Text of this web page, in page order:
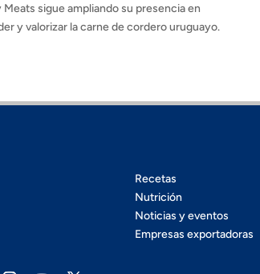
sigue ampliando su presencia en
y valorizar la carne de cordero uruguayo.
Recetas
Nutrición
Noticias y eventos
Empresas exportadoras